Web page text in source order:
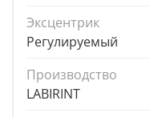
Эксцентрик
Регулируемый
Производство
LABIRINT